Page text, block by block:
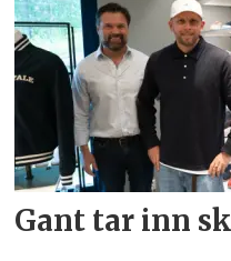
Gant tar inn